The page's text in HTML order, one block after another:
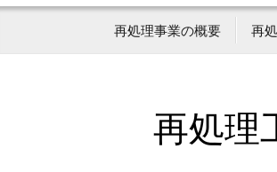
再処理事業の概要 再
再処理